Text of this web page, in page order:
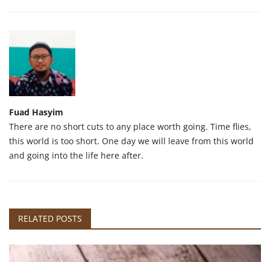
Fuad Hasyim
There are no short cuts to any place worth going. Time flies,
this world is too short. One day we will leave from this world
and going into the life here after.
RELATED POSTS